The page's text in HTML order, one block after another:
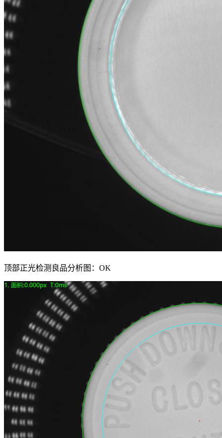
顶部正光检测良品分析图：OK